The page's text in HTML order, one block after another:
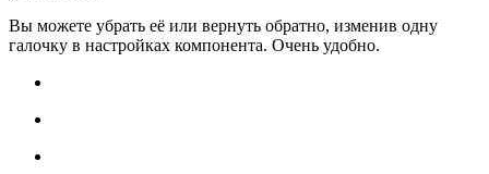
Вы можете убрать её или вернуть обратно, изменив одну
галочку в настройках компонента. Очень удобно.